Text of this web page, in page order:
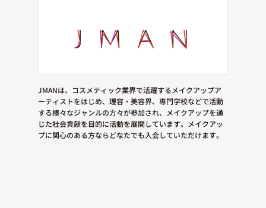
JMANは、コスメティック業界で活躍するメイクアップア
ーティストをはじめ、理容・美容界、専門学校などで活動
する様々なジャンルの方々が参加され、メイクアップを通
じた社会貢献を目的に活動を展開しています。メイクアッ
プに関心のある方ならどなたでも入会していただけます。